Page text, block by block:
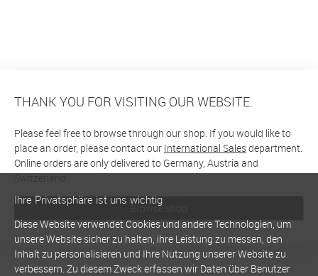
THANK YOU FOR VISITING OUR WEBSITE.
Please feel free to browse through our shop. If you would like to
place an order, please contact our International Salesdepartment.
Online orders are only delivered to Germany, Austria and
Switzerland
Browse shop
Ihre Privatsphäre ist uns wichtig
Diese Website verwendet Cookies und andere Technologien, um
unsere Website sicher zu halten, ihre Leistung zu messen, den
Inhalt zu personalisieren und Ihre Nutzung unserer Website zu
verbessern. Zu diesem Zweck erfassen wir Daten über Benutzer